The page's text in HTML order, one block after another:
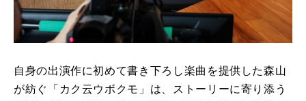
自身の出演作に初めて書き下ろし楽曲を提供した森山
が紡ぐ「カク云ウボクモ」は、ストーリーに寄り添う